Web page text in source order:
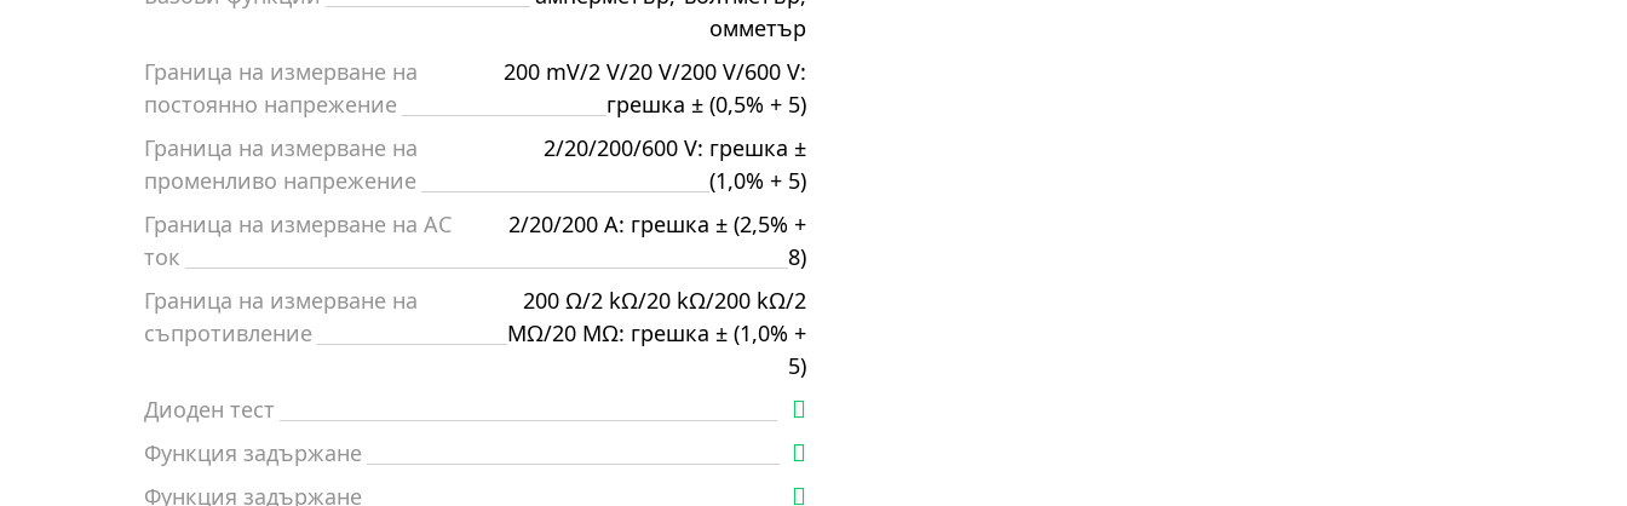
омметър
Граница на измерване на
постоянно напрежение
200 mV/2 V/20 V/200 V/600 V:
грешка ± (0,5% + 5)
Граница на измерване на
променливо напрежение
2/20/200/600 V: грешка ±
(1,0% + 5)
Граница на измерване на AC
ток
2/20/200 А: грешка ± (2,5% +
8)
Граница на измерване на
съпротивление
200 Ω/2 kΩ/20 kΩ/200 kΩ/2
MΩ/20 MΩ: грешка ± (1,0% +
5)
Диоден тест
Функция задържане
Функция задържане